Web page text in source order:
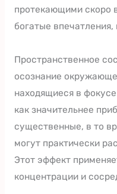
протекающими скоро
богатые впечатления,
Пространственное
осознание
находящиеся в
как значительнее
существенные, в то
могут практически
Этот эффект
концентрации и